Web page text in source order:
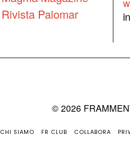
Rivista Palomar
© 2026
CHI SIAMO FR CLUB COLLABORA